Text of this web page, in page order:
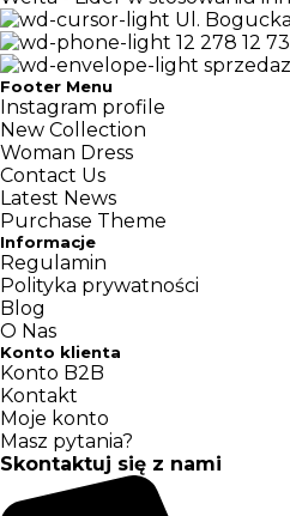
Ul.
12 278 12 73
Footer Menu
Instagram profile
New Collection
Woman Dress
Contact Us
Latest News
Purchase Theme
Informacje
Regulamin
Polityka prywatności
Blog
O Nas
Konto klienta
Konto B2B
Kontakt
Moje konto
Masz pytania?
Skontaktuj się z nami